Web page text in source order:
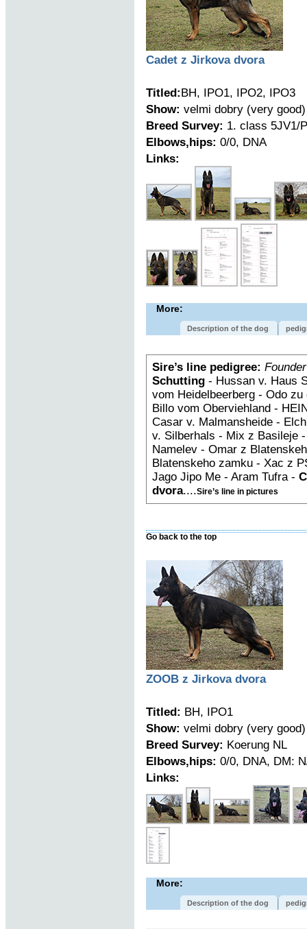
Cadet z Jirkova dvora
Titled:BH, IPO1, IPO2, IPO3
Show: velmi dobry (very good)
Breed Survey: 1. class 5JV1/
Elbows,hips: 0/0, DNA
Links:
More:
Description of the dog
Sire’s line pedigree: Founder
Schutting - Hussan v. Haus
vom Heidelbeerberg - Odo zu
Billo vom Oberviehland -
Casar v. Malmansheide -
v. Silberhals - Mix z Basileje
Namelev - Omar z
Blatenskeho zamku - Xac z
Jago Jipo Me - Aram Tufra -
dvora....Sire’s line in pictures
Go back to the top
ZOOB z Jirkova dvora
Titled: BH, IPO1
Show: velmi dobry (very good)
Breed Survey: Koerung NL
Elbows,hips: 0/0, DNA, DM:
Links:
More:
Description of the dog